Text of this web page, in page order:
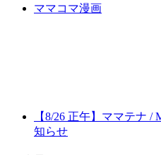
ママコマ漫画
【8/26 正午】ママテナ /
知らせ